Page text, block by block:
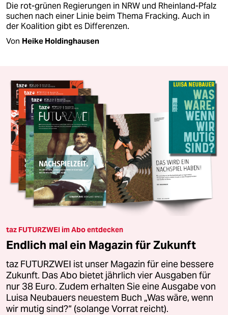
Die rot-grünen Regierungen in NRW und Rheinland-Pfalz
suchen nach einer Linie beim Thema Fracking. Auch in
der Koalition gibt es Differenzen.
Von Heike Holdinghausen
taz FUTURZWEI im Abo entdecken
Endlich mal ein Magazin für Zukunft
taz FUTURZWEI ist unser Magazin für eine bessere
Zukunft. Das Abo bietet jährlich vier Ausgaben für
nur 38 Euro. Zudem erhalten Sie eine Ausgabe von
Luisa Neubauers neuestem Buch „Was wäre, wenn
wir mutig sind?“ (solange Vorrat reicht).